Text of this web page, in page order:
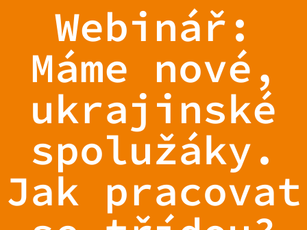
Webinář:
Máme nové,
ukrajinské
spolužáky.
Jak pracovat